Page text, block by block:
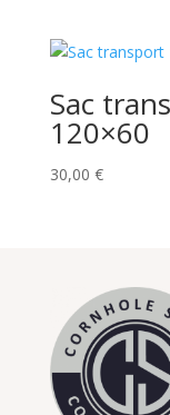
Sac
120×60
30,00 €